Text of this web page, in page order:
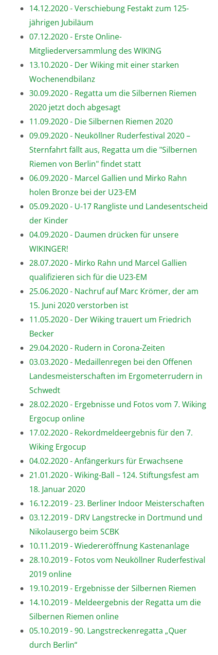
14.12.2020 - Verschiebung Festakt zum 125-
jährigen Jubiläum
07.12.2020 - Erste Online-
Mitgliederversammlung des WIKING
13.10.2020 - Der Wiking mit einer starken
Wochenendbilanz
30.09.2020 - Regatta um die Silbernen Riemen
2020 jetzt doch abgesagt
11.09.2020 - Die Silbernen Riemen 2020
09.09.2020 - Neuköllner Ruderfestival 2020 –
Sternfahrt fällt aus, Regatta um die "Silbernen
Riemen von Berlin" findet statt
06.09.2020 - Marcel Gallien und Mirko Rahn
holen Bronze bei der U23-EM
05.09.2020 - U-17 Rangliste und Landesentscheid
der Kinder
04.09.2020 - Daumen drücken für unsere
WIKINGER!
28.07.2020 - Mirko Rahn und Marcel Gallien
qualifizieren sich für die U23-EM
25.06.2020 - Nachruf auf Marc Krömer, der am
15. Juni 2020 verstorben ist
11.05.2020 - Der Wiking trauert um Friedrich
Becker
29.04.2020 - Rudern in Corona-Zeiten
03.03.2020 - Medaillenregen bei den Offenen
Landesmeisterschaften im Ergometerrudern in
Schwedt
28.02.2020 - Ergebnisse und Fotos vom 7. Wiking
Ergocup online
17.02.2020 - Rekordmeldeergebnis für den 7.
Wiking Ergocup
04.02.2020 - Anfängerkurs für Erwachsene
21.01.2020 - Wiking-Ball – 124. Stiftungsfest am
18. Januar 2020
16.12.2019 - 23. Berliner Indoor Meisterschaften
03.12.2019 - DRV Langstrecke in Dortmund und
Nikolausergo beim SCBK
10.11.2019 - Wiedereröffnung Kastenanlage
28.10.2019 - Fotos vom Neuköllner Ruderfestival
2019 online
19.10.2019 - Ergebnisse der Silbernen Riemen
14.10.2019 - Meldeergebnis der Regatta um die
Silbernen Riemen online
05.10.2019 - 90. Langstreckenregatta „Quer
durch Berlin“